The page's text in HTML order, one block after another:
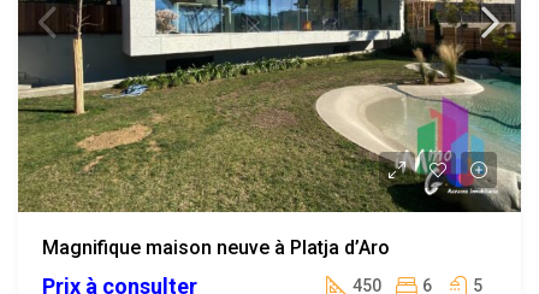
Magnifique maison neuve à Platja d’Aro
Prix à consulter 450 6 5